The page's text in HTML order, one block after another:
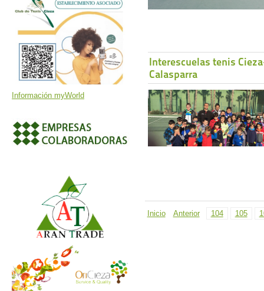
Información myWorld
Interescuelas tenis
Calasparra
Inicio Anterior 104 105